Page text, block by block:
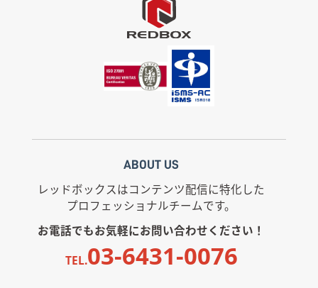
ABOUT US
レッドボックスはコンテンツ配信に特化した
プロフェッショナルチームです。
お電話でもお気軽にお問い合わせください！
TEL.03-6431-0076